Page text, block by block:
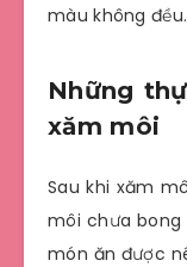
màu không đều.
Những
xăm môi
Sau khi xăm
môi chưa bong
món ăn được